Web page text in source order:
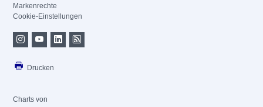
Markenrechte
Cookie-Einstellungen
Drucken
Charts von